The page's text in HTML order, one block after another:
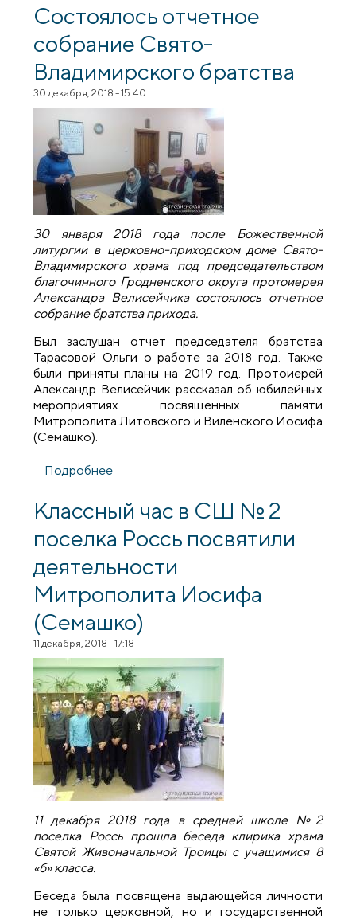
(Семашко) в Гродненской епархии
Состоялось отчетное
собрание Свято-
Владимирского братства
30 декабря, 2018 - 15:40
30 января 2018 года после Божественной
литургии в церковно-приходском доме Свято-
Владимирского храма под председательством
благочинного Гродненского округа протоиерея
Александра Велисейчика состоялось отчетное
собрание братства прихода.
Был заслушан отчет председателя братства
Тарасовой Ольги о работе за 2018 год. Также
были приняты планы на 2019 год. Протоиерей
Александр Велисейчик рассказал об юбилейных
мероприятиях посвященных памяти
Митрополита Литовского и Виленского Иосифа
(Семашко).
Подробнее
Свято-Владимирского братства
Классный час в СШ № 2
поселка Россь посвятили
деятельности
Митрополита Иосифа
(Семашко)
11 декабря, 2018 - 17:18
11 декабря 2018 года в средней школе №2
поселка Россь прошла беседа клирика храма
Святой Живоначальной Троицы с учащимися 8
«б» класса.
Беседа была посвящена выдающейся личности
не только церковной, но и государственной